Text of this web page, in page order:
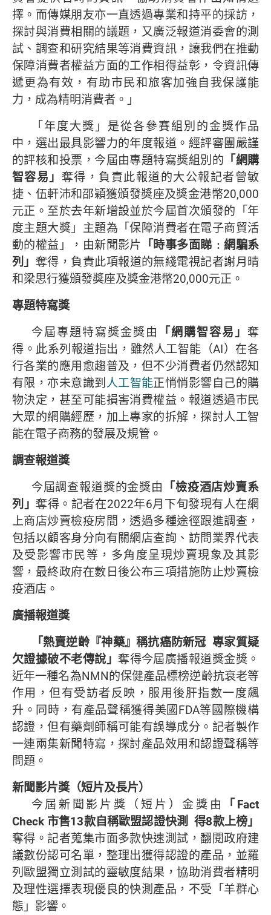
擇。而傳媒朋友亦一直透過專業和持平的採訪，
探討與消費相關的議題，又廣泛報道消委會的測
試、調查和研究結果等消費資訊，讓我們在推動
保障消費者權益方面的工作相得益彰，令資訊傳
遞更為有效，有助市民和旅客加強自我保護能
力，成為精明消費者。」
「年度大獎」是從各參賽組別的金獎作品
中，選出最具影響力的年度報道。經評審團嚴謹
的評核和投票，今屆由專題特寫獎組別的 「網購
智容易」 奪得，負責此報道的大公報記者曾敏
捷、伍軒沛和邵穎獲頒發獎座及獎金港幣20,000
元正。至於去年新增設並於今屆首次頒發的「年
度主題大獎」主題為「保障消費者在電子商貿活
動的權益」，由新聞影片 「時事多面睇﹕網騙系
列」 奪得，負責此項報道的無綫電視記者謝月晴
和梁思行獲頒發獎座及獎金港幣20,000元正。
專題特寫獎
今屆專題特寫獎金獎由
「網購智容易」奪
得。此系列報道指出，雖然人工智能（AI）在各
行各業的應用愈趨普及，但不少消費者仍然認知
有限，亦未意識到人工智能正悄悄影響自己的購
物決定，甚至可能損害消費權益。報道透過市民
大眾的網購經歷，加上專家的拆解，探討人工智
能在電子商務的發展及規管。
調查報道獎
今屆調查報道獎的金獎由 「檢疫酒店炒賣系
列」奪得。記者在2022年6月下旬發現有人在網
上商店炒賣檢疫房間，透過多種途徑跟進調查，
包括以顧客身分向有關網店查詢、訪問業界代表
及受影響市民等，多角度呈現炒賣現象及其影
響，最終政府在數日後公布三項措施防止炒賣檢
疫酒店。
廣播報道獎
「熱賣逆齡『神藥』稱抗癌防新冠 專家質疑
欠證據破不老傳說」奪得今屆廣播報道獎金獎。
近年一種名為NMN的保健產品標榜逆齡抗衰老等
作用，但有受訪者反映，服用後肝指數一度飆
升。同時，有產品聲稱獲得美國FDA等國際機構
認證，但有藥劑師稱可能有誤導成分。記者製作
一連兩集新聞特寫，探討產品效用和認證聲稱等
問題。
新聞影片獎（短片及長片）
今屆新聞影片獎（短片）金獎由
「Fact
Check 市售13款自稱歐盟認證快測 得8款上榜」
奪得。記者蒐集市面多款快速測試，翻閱政府建
議數份認可名單，整理出獲得認證的產品，並羅
列歐盟獨立測試的靈敏度結果，協助消費者精明
及理性選擇表現優良的快測產品，不受「羊群心
態」影響。